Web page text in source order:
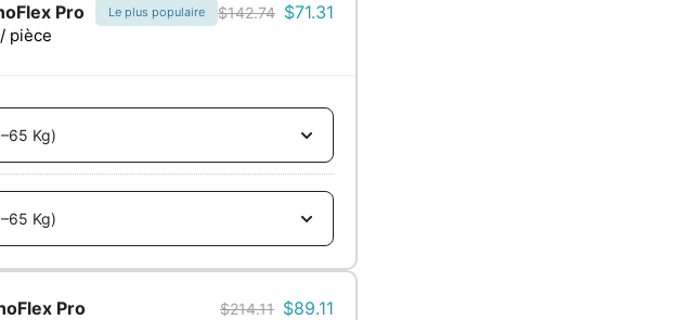
Le plus populaire $142.74 $71.31
pièce
$214.11 $89.11